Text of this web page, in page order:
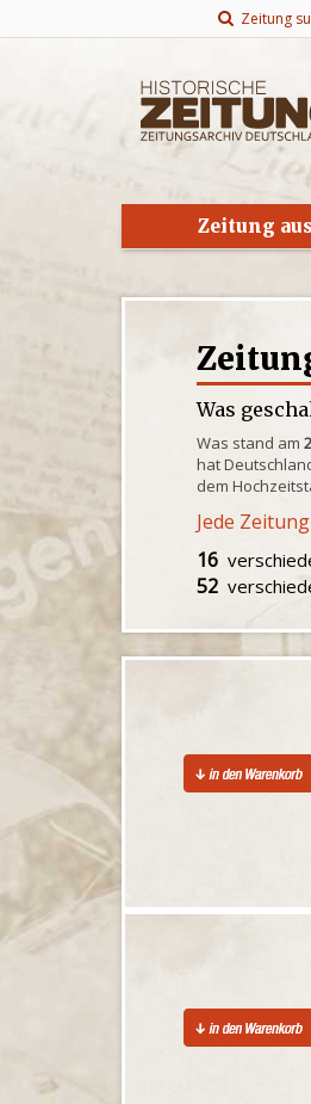
Zeitung
Zeitung
Was
Was stand am
hat
dem
Jede
16
52